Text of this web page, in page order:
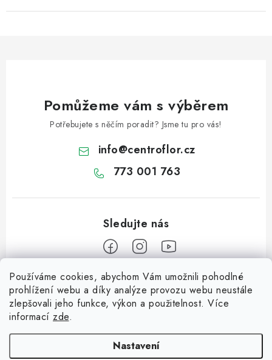
Používáme cookies, abychom Vám umožnili pohodlné
prohlížení webu a díky analýze provozu webu neustále
zlepšovali jeho funkce, výkon a použitelnost. Více
informací zde.
Nastavení
Pomůžeme vám s výběrem
Potřebujete s něčím poradit? Jsme tu pro vás!
info@centroflor.cz
773 001 763
Informace pro vás
Dopravné
Kontaktujte nás
Tipy na tvoření